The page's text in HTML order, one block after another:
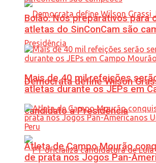
Democrata define Wilson
candidato à Presidência
Bolão: Nos preparativos para
atletas do SinConCam são
Mais de 40 mil refeições
atletas durante os JEPs em
Atleta de Campo Mourão
de prata nos Jogos Pan-